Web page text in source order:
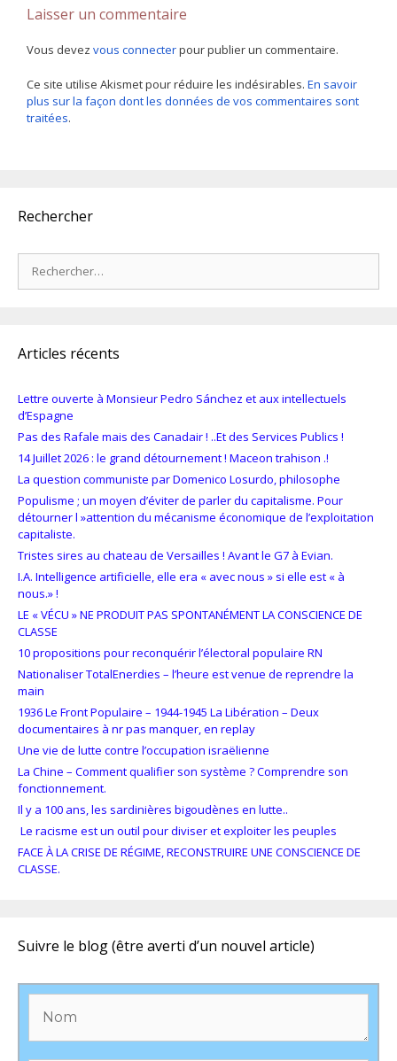
Laisser un commentaire
Vous devez vous connecterpour publier un commentaire.
Ce site utilise Akismet pour réduire les indésirables. En savoir
plus sur la façon dont les données de vos commentaires sont
traitées.
Rechercher
Articles récents
Lettre ouverte à Monsieur Pedro Sánchez et aux intellectuels
d’Espagne
Pas des Rafale mais des Canadair ! ..Et des Services Publics !
14 Juillet 2026 : le grand détournement ! Maceon trahison .!
La question communiste par Domenico Losurdo, philosophe
Populisme ; un moyen d’éviter de parler du capitalisme. Pour
détourner l »attention du mécanisme économique de l’exploitation
capitaliste.
Tristes sires au chateau de Versailles ! Avant le G7 à Evian.
I.A. Intelligence artificielle, elle era « avec nous » si elle est « à
nous.» !
LE « VÉCU » NE PRODUIT PAS SPONTANÉMENT LA CONSCIENCE DE
CLASSE
10 propositions pour reconquérir l’électoral populaire RN
Nationaliser TotalEnerdies – l’heure est venue de reprendre la
main
1936 Le Front Populaire – 1944-1945 La Libération – Deux
documentaires à nr pas manquer, en replay
Une vie de lutte contre l’occupation israëlienne
La Chine – Comment qualifier son système ? Comprendre son
fonctionnement.
Il y a 100 ans, les sardinières bigoudènes en lutte..
Le racisme est un outil pour diviser et exploiter les peuples
FACE À LA CRISE DE RÉGIME, RECONSTRUIRE UNE CONSCIENCE DE
CLASSE.
Suivre le blog (être averti d’un nouvel article)